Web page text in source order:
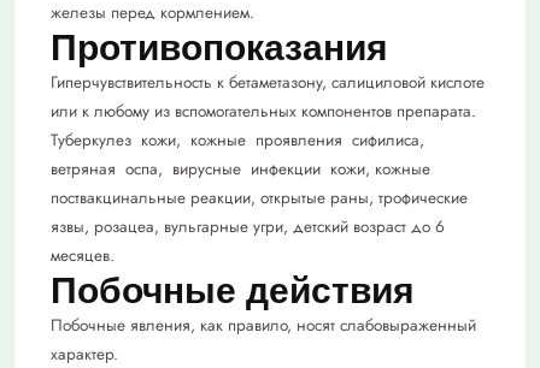
железы перед кормлением.
Противопоказания
Гиперчувствительность к бетаметазону, салициловой кислоте
или к любому из вспомогательных компонентов препарата.
Туберкулез кожи, кожные проявления сифилиса,
ветряная оспа, вирусные инфекции кожи, кожные
поствакцинальные реакции, открытые раны, трофические
язвы, розацеа, вульгарные угри, детский возраст до 6
месяцев.
Побочные действия
Побочные явления, как правило, носят слабовыраженный
характер.